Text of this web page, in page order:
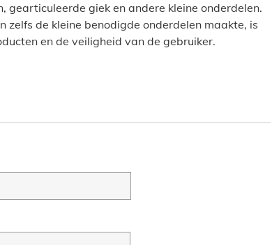
gearticuleerde giek en andere kleine onderdelen.
de kleine benodigde onderdelen maakte, is
en de veiligheid van de gebruiker.